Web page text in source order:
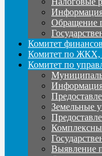
Обращение
Комитет финансов
Комитет по ЖКХ,
Комитет по
Земельные
Выявление